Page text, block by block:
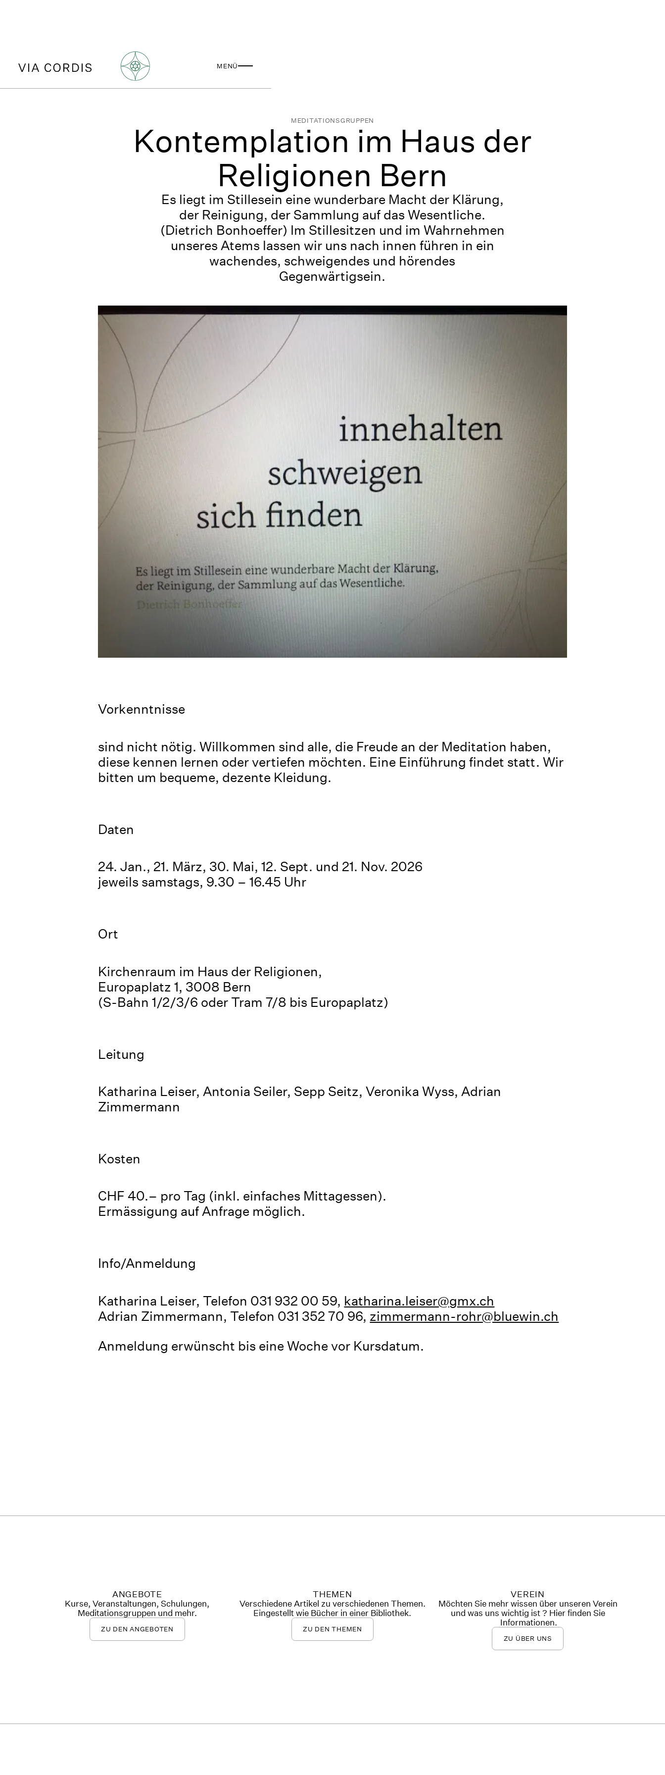
MENÜ
MEDITATIONSGRUPPEN
Kontemplation im Haus der
Religionen Bern
Es liegt im Stillesein eine wunderbare Macht der Klärung,
der Reinigung, der Sammlung auf das Wesentliche.
(Dietrich Bonhoeffer) Im Stillesitzen und im Wahrnehmen
unseres Atems lassen wir uns nach innen führen in ein
wachendes, schweigendes und hörendes
Gegenwärtigsein.
Vorkenntnisse
sind nicht nötig. Willkommen sind alle, die Freude an der Meditation haben,
diese kennen lernen oder vertiefen möchten. Eine Einführung findet statt. Wir
bitten um bequeme, dezente Kleidung.
Daten
24. Jan., 21. März, 30. Mai, 12. Sept. und 21. Nov. 2026
jeweils samstags, 9.30 – 16.45 Uhr
Ort
Kirchenraum im Haus der Religionen,
Europaplatz 1, 3008 Bern
(S-Bahn 1/2/3/6 oder Tram 7/8 bis Europaplatz)
Leitung
Katharina Leiser, Antonia Seiler, Sepp Seitz, Veronika Wyss, Adrian
Zimmermann
Kosten
CHF 40.– pro Tag (inkl. einfaches Mittagessen).
Ermässigung auf Anfrage möglich.
Info/Anmeldung
Katharina Leiser, Telefon 031 932 00 59, katharina.leiser@gmx.ch
Adrian Zimmermann, Telefon 031 352 70 96, zimmermann-rohr@bluewin.ch
Anmeldung erwünscht bis eine Woche vor Kursdatum.
ANGEBOTE
Kurse, Veranstaltungen, Schulungen,
Meditationsgruppen und mehr.
ZU DEN ANGEBOTEN
THEMEN
Verschiedene Artikel zu verschiedenen Themen.
Eingestellt wie Bücher in einer Bibliothek.
ZU DEN THEMEN
VEREIN
Möchten Sie mehr wissen über unseren Verein
und was uns wichtig ist ? Hier finden Sie
Informationen.
ZU ÜBER UNS